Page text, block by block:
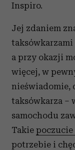
Inspiro.
Jej zdaniem
taksówkarzami
a przy okazji
więcej, w
nieświadomie,
taksówkarza –
samochodu
Takie poczucie
potrzebie i